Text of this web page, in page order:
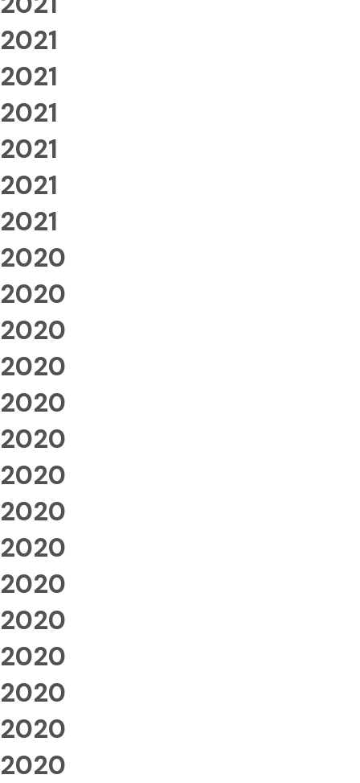
2021
2021
2021
2021
2021
2021
2020
2020
2020
2020
2020
2020
2020
2020
2020
2020
2020
2020
2020
2020
2020